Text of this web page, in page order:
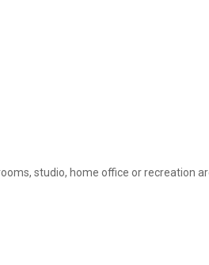
studio, home office or recreation